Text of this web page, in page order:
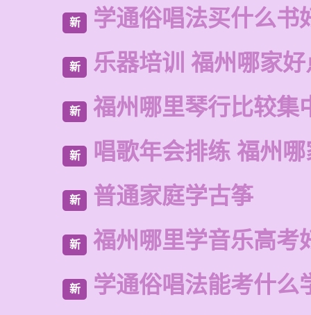
新 学通俗唱法买什么书
新 乐器培训 福州哪家
新 福州哪里琴行比较集
新 唱歌年会排练 福州
新 普通家庭学古筝
新 福州哪里学音乐高考
新 学通俗唱法能考什么